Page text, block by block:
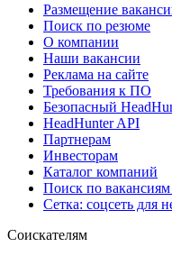
Размещение
Поиск по резюме
О компании
Наши вакансии
Реклама на сайте
Требования к ПО
Безопасный
HeadHunter API
Партнерам
Инвесторам
Каталог компаний
Поиск по
Сетка: соцсеть для
Соискателям